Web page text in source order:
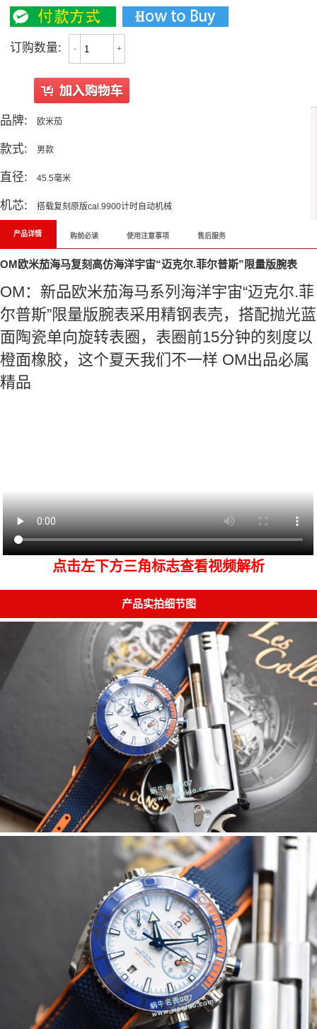
订购数量: - +
品牌: 欧米茄
款式: 男款
直径: 45.5毫米
机芯: 搭载复刻原版cal.9900计时自动机械
产品详情 购前必读 使用注意事项 售后服务
OM欧米茄海马复刻高仿海洋宇宙“迈克尔.菲尔普斯”限量版腕表
OM：新品欧米茄海马系列海洋宇宙“迈克尔.菲
尔普斯”限量版腕表采用精钢表壳，搭配抛光蓝
面陶瓷单向旋转表圈，表圈前15分钟的刻度以
橙面橡胶，这个夏天我们不一样 OM出品必属
精品
点击左下方三角标志查看视频解析
产品实拍细节图